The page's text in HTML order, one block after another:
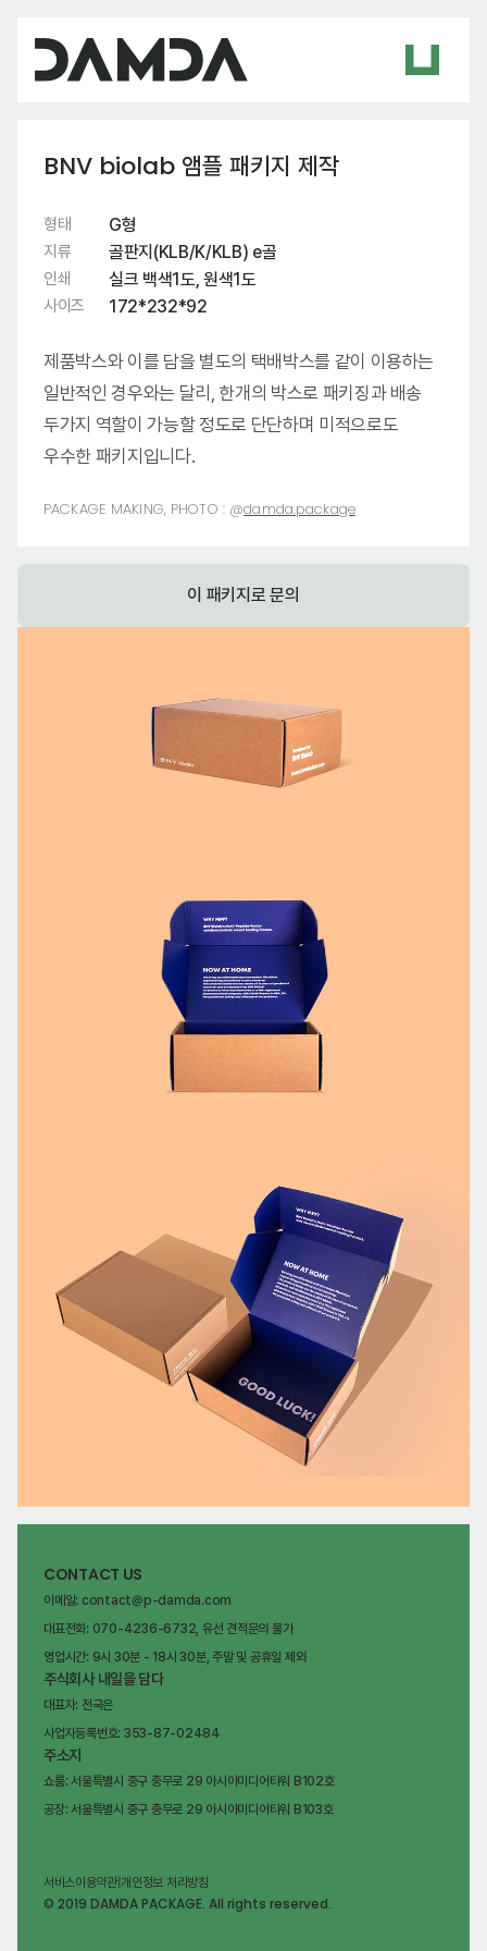
BNV biolab 앰플 패키지 제작
형태 G형
지류 골판지(KLB/K/KLB) e골
인쇄 실크 백색1도, 원색1도
사이즈 172*232*92
제품박스와 이를 담을 별도의 택배박스를 같이 이용하는
일반적인 경우와는 달리, 한개의 박스로 패키징과 배송
두가지 역할이 가능할 정도로 단단하며 미적으로도
우수한 패키지입니다.
PACKAGE MAKING, PHOTO : @damda.package
이 패키지로 문의
CONTACT US
이메일: contact@p-damda.com
대표전화: 070-4236-6732, 유선 견적문의 불가
영업시간: 9시 30분 - 18시 30분, 주말 및 공휴일 제외
주식회사 내일을 담다
대표자: 전국은
사업자등록번호: 353-87-02484
주소지
쇼룸: 서울특별시 중구 충무로 29 아시아미디어타워 B102호
공장: 서울특별시 중구 충무로 29 아시아미디어타워 B103호
서비스이용약관| 개인정보 처리방침
© 2019 DAMDA PACKAGE. All rights reserved.